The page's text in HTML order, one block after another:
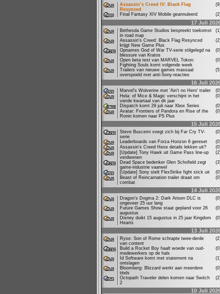
Assassin’s Creed IV: Black Flag
Resynced
Final Fantasy XIV Mobile geannuleerd
17 Juli
Bethesda Game Studios bespreekt toekomst
in road map
Assassin's Creed: Black Flag Resynced
krijgt New Game Plus
Opnames God of War TV-serie stilgelegd na
blessure van Kratos
Open beta test van MARVEL Tokon:
Fighting Souls komt volgende week
Trailers van nieuwe games massaal
overspoeld met anti-Sony-reacties
16 Juli
Marvel's Wolverine met 'Ain't no Hero' trailer
Hela: of Mice & Magic verschijnt in het
vierde kwartaal van dit jaar
Dispatch komt 29 juli naar Xbox Series
Avatar: Frontiers of Pandora en Rise of the
Ronin komen naar PS Plus
15 Juli
Steve Buscemi voegt zich bij Far Cry TV-
serie
Leaderboards van Forza Horizon 6 gereset
Assassin's Creed Hexe details lekken uit?
[Update] Tony Hawk uit Game Pass line-up
verdwenen
Dead Space bedenker Glen Schofield zegt
game-industrie vaarwel
[Update] Sony stelt FlexStrike fight stick uit
Beast of Reincarnation trailer draait om
combat
14 Juli
Dragon's Dogma 2: Dark Arisen DLC is
ongeveer 25 uur lang
Future Games Show staat gepland voor 26
augustus
Disney duikt 15 augustus in 25 jaar Kingdom
Hearts
13 Juli
Ryse: Son of Rome schrapte twee-derde
van content
Build a Rocket Boy haalt woede van oud-
medewerkers op de hals
Id Software komt met statement na
ontslagen
Bloomberg: Blizzard werkt aan meerdere
titels
Octopath Traveler delen komen naar Switch
2
10 Juli